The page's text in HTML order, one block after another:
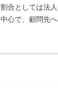
割合としては法
中心で、顧問先